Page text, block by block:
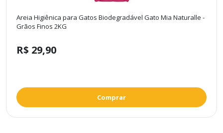
Areia Higiênica para Gatos Biodegradável Gato Mia Naturalle -
Grãos Finos 2KG
R$ 29,90
Comprar